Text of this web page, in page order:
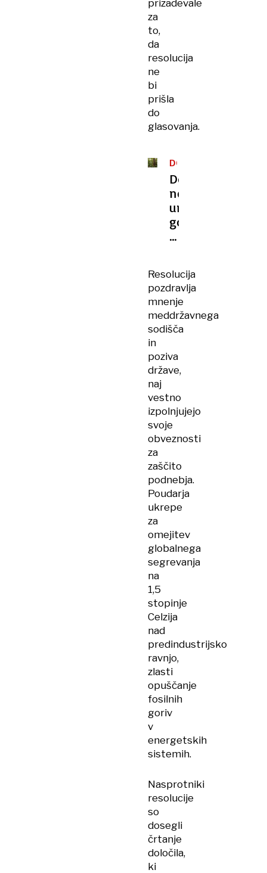
prizadevale
za
to,
da
resolucija
ne
bi
prišla
do
glasovanja.
DOGNANJE
Dobra
novica:
uničeni
gozd
si
hitreje,
kot
smo
mislili
Resolucija
pozdravlja
mnenje
meddržavnega
sodišča
in
poziva
države,
naj
vestno
izpolnjujejo
svoje
obveznosti
za
zaščito
podnebja.
Poudarja
ukrepe
za
omejitev
globalnega
segrevanja
na
1,5
stopinje
Celzija
nad
predindustrijsko
ravnjo,
zlasti
opuščanje
fosilnih
goriv
v
energetskih
sistemih.
Nasprotniki
resolucije
so
dosegli
črtanje
določila,
ki